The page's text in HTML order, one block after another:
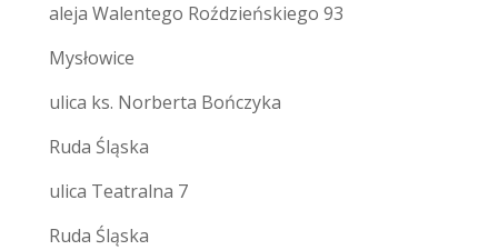
aleja Walentego Roździeńskiego 93
Mysłowice
ulica ks. Norberta Bończyka
Ruda Śląska
ulica Teatralna 7
Ruda Śląska